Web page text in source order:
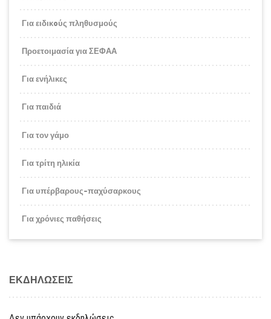
Για ειδικoύς πληθυσμούς
Προετοιμασία για ΣΕΦΑΑ
Για ενήλικες
Για παιδιά
Για τον γάμο
Για τρίτη ηλικία
Για υπέρβαρους-παχύσαρκους
Για χρόνιες παθήσεις
ΕΚΔΗΛΏΣΕΙΣ